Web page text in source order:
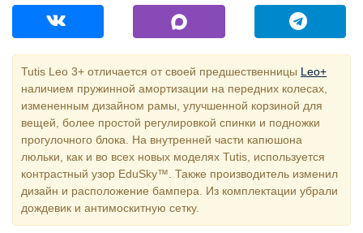
Tutis Leo 3+ отличается от своей предшественницы Leo+
наличием пружинной амортизации на передних колесах,
измененным дизайном рамы, улучшенной корзиной для
вещей, более простой регулировкой спинки и подножки
прогулочного блока. На внутренней части капюшона
люльки, как и во всех новых моделях Tutis, используется
контрастный узор EduSky™. Также производитель изменил
дизайн и расположение бампера. Из комплектации убрали
дождевик и антимоскитную сетку.